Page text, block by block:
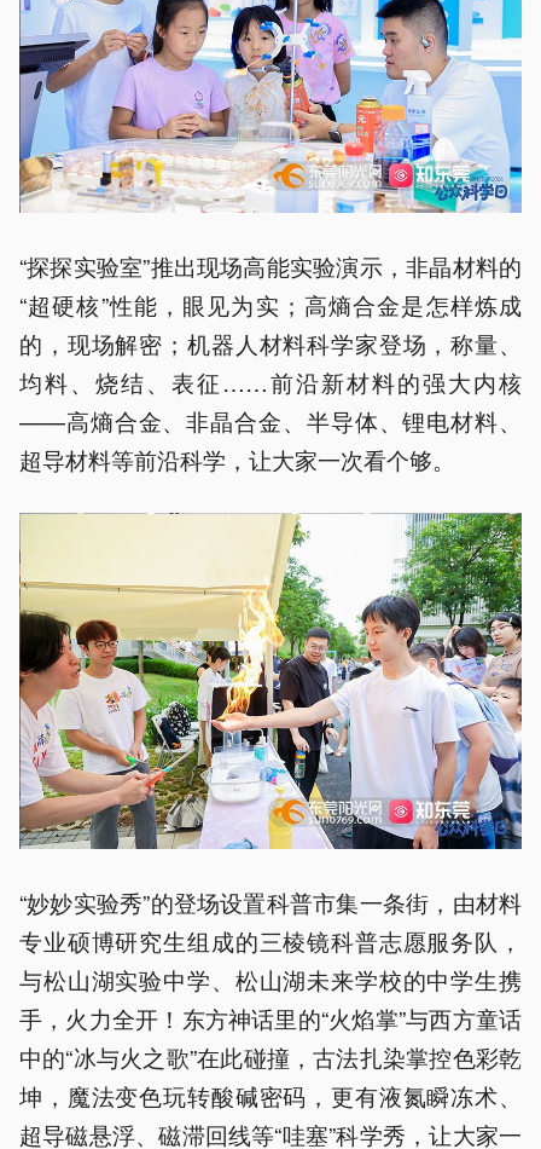
“探探实验室”推出现场高能实验演示，非晶材料的
“超硬核”性能，眼见为实；高熵合金是怎样炼成
的，现场解密；机器人材料科学家登场，称量、
均料、烧结、表征……前沿新材料的强大内核
——高熵合金、非晶合金、半导体、锂电材料、
超导材料等前沿科学，让大家一次看个够。
“妙妙实验秀”的登场设置科普市集一条街，由材料
专业硕博研究生组成的三棱镜科普志愿服务队，
与松山湖实验中学、松山湖未来学校的中学生携
手，火力全开！东方神话里的“火焰掌”与西方童话
中的“冰与火之歌”在此碰撞，古法扎染掌控色彩乾
坤，魔法变色玩转酸碱密码，更有液氮瞬冻术、
超导磁悬浮、磁滞回线等“哇塞”科学秀，让大家一